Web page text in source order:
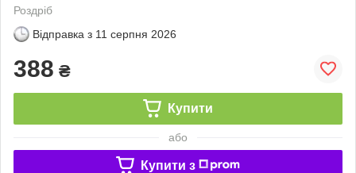
Роздріб
Відправка з 11 серпня 2026
388 ₴
Купити
або
Купити з